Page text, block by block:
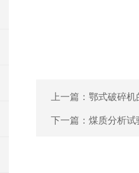
上一篇： 鄂式破碎机
下一篇： 煤质分析试